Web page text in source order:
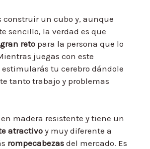
construir un cubo y, aunque
sencillo, la verdad es que
reto para la persona que lo
juegas con este
estimularás tu cerebro dándole
tanto trabajo y problemas
madera resistente y tiene un
atractivo y muy diferente a
rompecabezas del mercado. Es